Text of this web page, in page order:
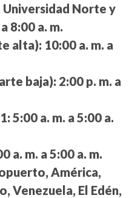
Norte y
8:00 a. m.
alta): 10:00 a. m. a
baja): 2:00 p. m. a
5:00 a. m. a 5:00 a.
a. m. a 5:00 a. m.
América,
Venezuela, El Edén,